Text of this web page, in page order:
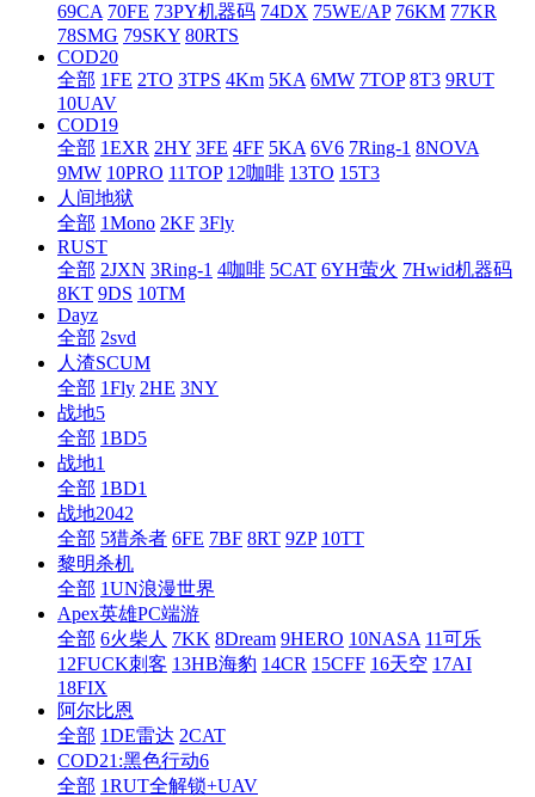
69CA 70FE 73PY机器码 74DX 75WE/AP 76KM 77KR
78SMG 79SKY 80RTS
COD20
全部 1FE 2TO 3TPS 4Km 5KA 6MW 7TOP 8T3 9RUT
10UAV
COD19
全部 1EXR 2HY 3FE 4FF 5KA 6V6 7Ring-1 8NOVA
9MW 10PRO 11TOP 12咖啡 13TO 15T3
人间地狱
全部 1Mono 2KF 3Fly
RUST
全部 2JXN 3Ring-1 4咖啡 5CAT 6YH萤火 7Hwid机器码
8KT 9DS 10TM
Dayz
全部 2svd
人渣SCUM
全部 1Fly 2HE 3NY
战地5
全部 1BD5
战地1
全部 1BD1
战地2042
全部 5猎杀者 6FE 7BF 8RT 9ZP 10TT
黎明杀机
全部 1UN浪漫世界
Apex英雄PC端游
全部 6火柴人 7KK 8Dream 9HERO 10NASA 11可乐
12FUCK刺客 13HB海豹 14CR 15CFF 16天空 17AI
18FIX
阿尔比恩
全部 1DE雷达 2CAT
COD21:黑色行动6
全部 1RUT全解锁+UAV